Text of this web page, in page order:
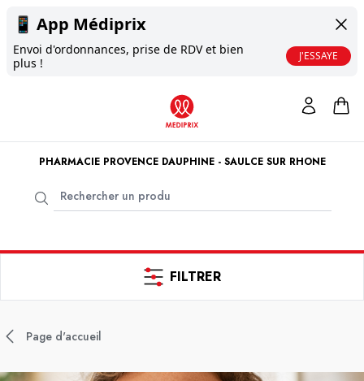
📱 App Médiprix
Envoi d'ordonnances, prise de RDV et bien
plus !
J'ESSAYE
PHARMACIE PROVENCE DAUPHINE - SAULCE SUR RHONE
FILTRER
Page d'accueil